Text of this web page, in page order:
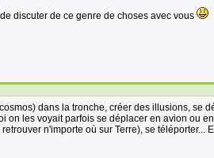
discuter de ce genre de choses avec vous
dans la tronche, créer des illusions, se
on les voyait parfois se déplacer en avion ou
n'importe où sur Terre), se téléporter...